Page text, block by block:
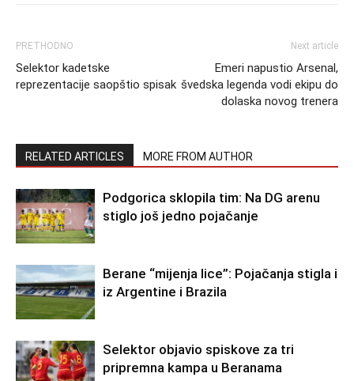
PRETHODNO
Selektor kadetske
reprezentacije saopštio spisak
Next article
Emeri napustio Arsenal,
švedska legenda vodi ekipu do
dolaska novog trenera
RELATED ARTICLES MORE FROM AUTHOR
Podgorica sklopila tim: Na DG arenu
stiglo još jedno pojačanje
Berane “mijenja lice”: Pojačanja stigla i
iz Argentine i Brazila
Selektor objavio spiskove za tri
pripremna kampa u Beranama